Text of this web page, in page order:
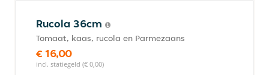
Rucola 36cm
Tomaat, kaas, rucola en Parmezaans
€ 16,00
incl. statiegeld (€ 0,00)